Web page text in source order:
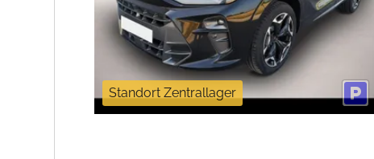
Standort Zentrallager